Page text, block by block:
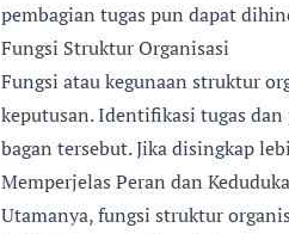
pembagian tugas pun dapat
Fungsi Struktur Organisasi
Fungsi atau kegunaan struktur
keputusan. Identifikasi tugas
bagan tersebut. Jika disingkap
Memperjelas Peran dan
Utamanya, fungsi struktur